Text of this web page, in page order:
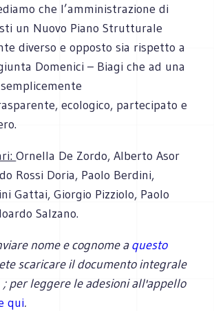
che l’amministrazione di
un Nuovo Piano Strutturale
diverso e opposto sia rispetto a
Domenici – Biagi che ad una
ecologico, partecipato e
Ornella De Zordo, Alberto Asor
Rossi Doria, Paolo Berdini,
Gattai, Giorgio Pizziolo, Paolo
Salzano.
nome e cognome aquesto
scaricare il documento integrale
; per leggere le adesioni all'appello
qui.